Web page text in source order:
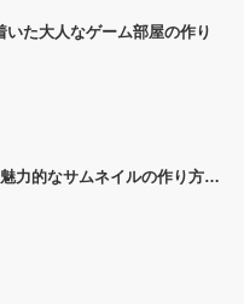
いた大人なゲーム部屋の作り
魅力的なサムネイルの作り方…